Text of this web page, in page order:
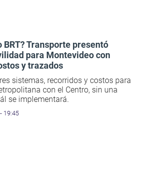
Transporte presentó
para Montevideo con
y trazados
sistemas, recorridos y costos para
con el Centro, sin una
se implementará.
19:45